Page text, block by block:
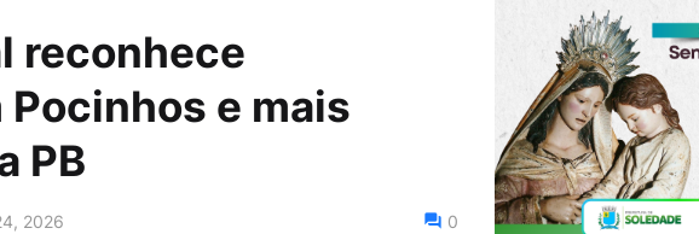
reconhece
e mais
PB
2026 0